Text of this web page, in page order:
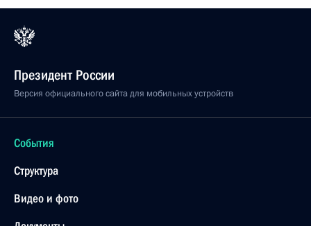
Президент России
Версия официального сайта для мобильных устройств
События
Структура
Видео и фото